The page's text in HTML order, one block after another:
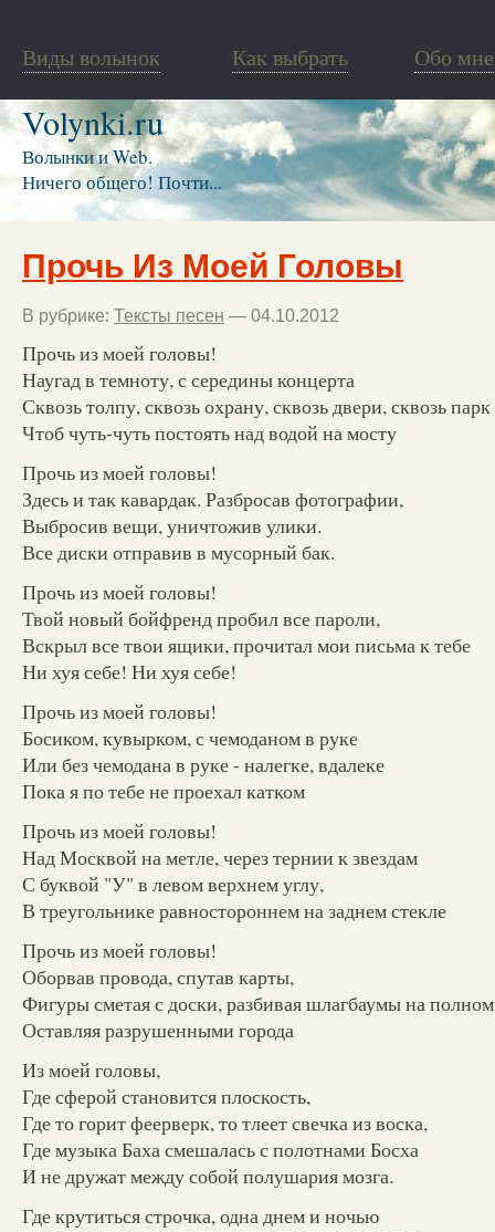
Виды волынок Как выбрать Обо мне
Volynki.ru
Волынки и Web.
Ничего общего! Почти...
Прочь Из Моей Головы
В рубрике: Тексты песен — 04.10.2012
Прочь из моей головы!
Наугад в темноту, с середины концерта
Сквозь толпу, сквозь охрану, сквозь двери, сквозь парк
Чтоб чуть-чуть постоять над водой на мосту
Прочь из моей головы!
Здесь и так кавардак. Разбросав фотографии,
Выбросив вещи, уничтожив улики.
Все диски отправив в мусорный бак.
Прочь из моей головы!
Твой новый бойфренд пробил все пароли,
Вскрыл все твои ящики, прочитал мои письма к тебе
Ни хуя себе! Ни хуя себе!
Прочь из моей головы!
Босиком, кувырком, с чемоданом в руке
Или без чемодана в руке - налегке, вдалеке
Пока я по тебе не проехал катком
Прочь из моей головы!
Над Москвой на метле, через тернии к звездам
С буквой "У" в левом верхнем углу,
В треугольнике равностороннем на заднем стекле
Прочь из моей головы!
Оборвав провода, спутав карты,
Фигуры сметая с доски, разбивая шлагбаумы на
Оставляя разрушенными города
Из моей головы,
Где сферой становится плоскость,
Где то горит феерверк, то тлеет свечка из воска,
Где музыка Баха смешалась с полотнами Босха
И не дружат между собой полушария мозга.
Где крутиться строчка, одна днем и ночью